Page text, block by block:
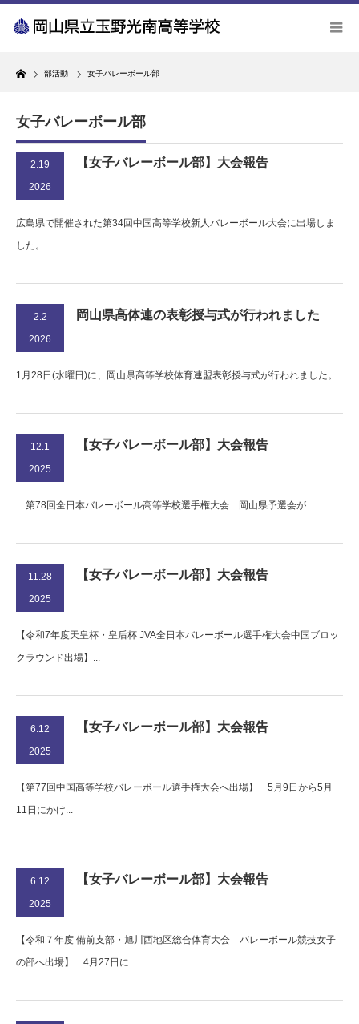
Home
部活動 女子バレーボール部
女子バレーボール部
2.19
2026
【女子バレーボール部】大会報告
広島県で開催された第34回中国高等学校新人バレーボール大会に出場しま
した。
2.2
2026
岡山県高体連の表彰授与式が行われました
1月28日(水曜日)に、岡山県高等学校体育連盟表彰授与式が行われました。
12.1
2025
【女子バレーボール部】大会報告
第78回全日本バレーボール高等学校選手権大会 岡山県予選会が...
11.28
2025
【女子バレーボール部】大会報告
【令和7年度天皇杯・皇后杯 JVA全日本バレーボール選手権大会中国ブロッ
クラウンド出場】...
6.12
2025
【女子バレーボール部】大会報告
【第77回中国高等学校バレーボール選手権大会へ出場】 5月9日から5月
11日にかけ...
6.12
2025
【女子バレーボール部】大会報告
【令和７年度 備前支部・旭川西地区総合体育大会 バレーボール競技女子
の部へ出場】 4月27日に...